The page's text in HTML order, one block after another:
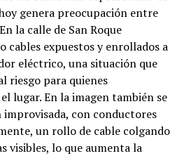
genera preocupación entre
la calle de San Roque
cables expuestos y enrollados a
eléctrico, una situación que
riesgo para quienes
lugar. En la imagen también se
con conductores
un rollo de cable colgando
visibles, lo que aumenta la